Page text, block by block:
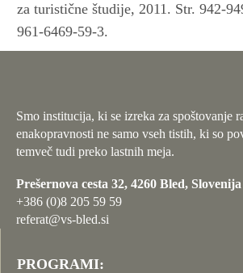
za turistične študije, 2011. Str. 942-
961-6469-59-3.
Smo institucija, ki se izreka za spoštovanje
enakopravnosti ne samo vseh tistih, ki so
temveč tudi preko lastnih meja.
Prešernova cesta 32, 4260 Bled, Slovenija
+386 (0)8 205 59 59
referat@vs-bled.si
PROGRAMI: